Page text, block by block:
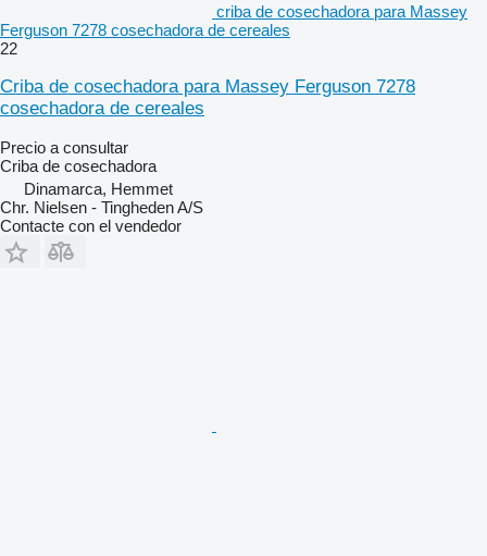
criba de cosechadora para Massey
Ferguson 7278 cosechadora de cereales
22
Criba de cosechadora para Massey Ferguson 7278
cosechadora de cereales
Precio a consultar
Criba de cosechadora
Dinamarca, Hemmet
Chr. Nielsen - Tingheden A/S
Contacte con el vendedor